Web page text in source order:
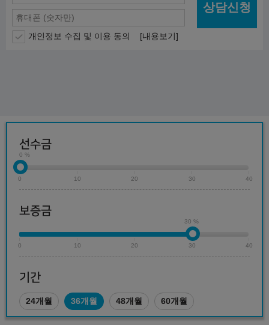
개인정보 수집 및 이용 동의 [내용보기]
상담신청
선수금
0 %
0 10 20 30 40
보증금
30 %
0 10 20 30 40
기간
24개월 36개월 48개월 60개월